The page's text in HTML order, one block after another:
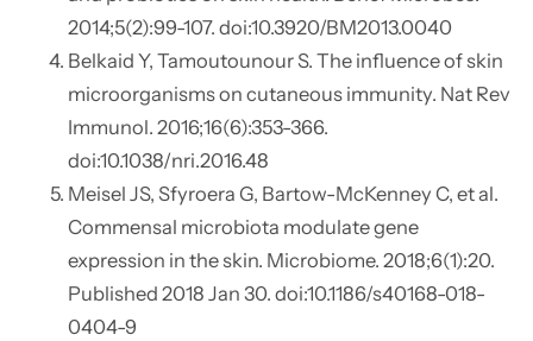
2014;5(2):99-107. doi:10.3920/BM2013.0040
Belkaid Y, Tamoutounour S. The influence of skin
microorganisms on cutaneous immunity. Nat Rev
Immunol. 2016;16(6):353-366.
doi:10.1038/nri.2016.48
Meisel JS, Sfyroera G, Bartow-McKenney C, et al.
Commensal microbiota modulate gene
expression in the skin. Microbiome. 2018;6(1):20.
Published 2018 Jan 30. doi:10.1186/s40168-018-
0404-9